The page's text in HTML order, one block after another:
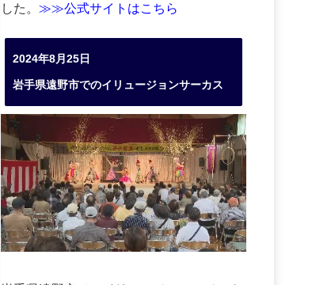
した。 ≫≫公式サイトはこちら
2024年8月25日
岩手県遠野市でのイリュージョンサーカス